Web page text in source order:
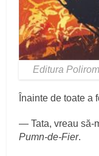
Editura
Înainte de toate a
— Tata, vreau să-
Pumn-de-Fier.